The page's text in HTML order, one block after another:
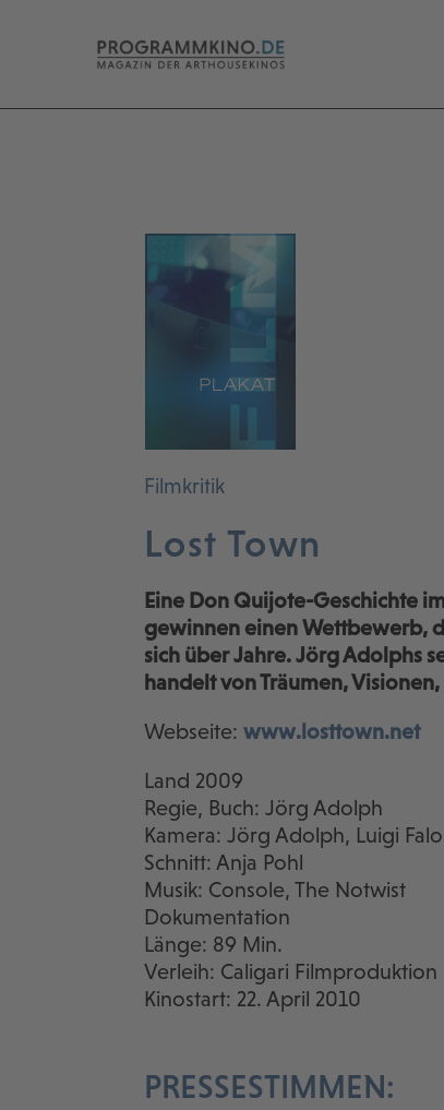
Filmkritik
Lost Town
Eine Don Quijote-Geschichte
gewinnen einen Wettbewerb,
sich über Jahre. Jörg Adolphs
handelt von Träumen,
Webseite: www.losttown.net
Land 2009
Regie, Buch: Jörg Adolph
Kamera: Jörg Adolph, Luigi
Schnitt: Anja Pohl
Musik: Console, The Notwist
Dokumentation
Länge: 89 Min.
Verleih: Caligari Filmproduktion
Kinostart: 22. April 2010
PRESSESTIMMEN: